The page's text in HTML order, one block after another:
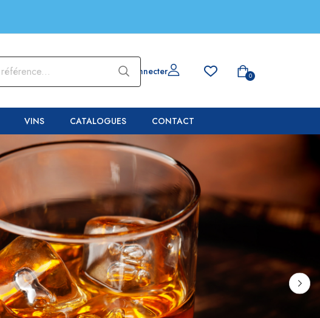
Se connecter 0
VINS CATALOGUES CONTACT